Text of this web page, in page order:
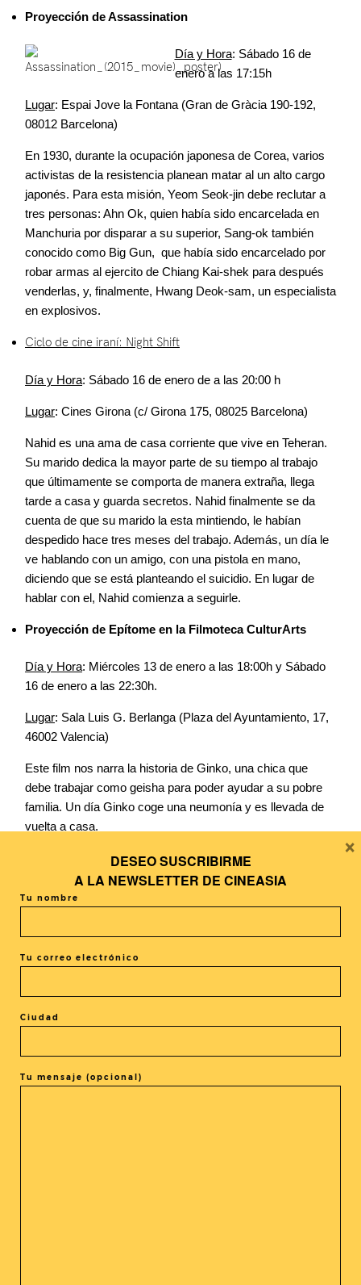
Proyección de Assassination
Día y Hora: Sábado 16 de
enero a las 17:15h
Lugar: Espai Jove la Fontana (Gran de Gràcia 190-192,
08012 Barcelona)
En 1930, durante la ocupación japonesa de Corea, varios
activistas de la resistencia planean matar al un alto cargo
japonés. Para esta misión, Yeom Seok-jin debe reclutar a
tres personas: Ahn Ok, quien había sido encarcelada en
Manchuria por disparar a su superior, Sang-ok también
conocido como Big Gun, que había sido encarcelado por
robar armas al ejercito de Chiang Kai-shek para después
venderlas, y, finalmente, Hwang Deok-sam, un especialista
en explosivos.
Ciclo de cine iraní: Night Shift
Día y Hora: Sábado 16 de enero de a las 20:00 h
Lugar: Cines Girona (c/ Girona 175, 08025 Barcelona)
Nahid es una ama de casa corriente que vive en Teheran.
Su marido dedica la mayor parte de su tiempo al trabajo
que últimamente se comporta de manera extraña, llega
tarde a casa y guarda secretos. Nahid finalmente se da
cuenta de que su marido la esta mintiendo, le habían
despedido hace tres meses del trabajo. Además, un día le
ve hablando con un amigo, con una pistola en mano,
diciendo que se está planteando el suicidio. En lugar de
hablar con el, Nahid comienza a seguirle.
Proyección de Epítome en la Filmoteca CulturArts
Día y Hora: Miércoles 13 de enero a las 18:00h y Sábado
16 de enero a las 22:30h.
Lugar: Sala Luis G. Berlanga (Plaza del Ayuntamiento, 17,
46002 Valencia)
Este film nos narra la historia de Ginko, una chica que
debe trabajar como geisha para poder ayudar a su pobre
familia. Un día Ginko coge una neumonía y es llevada de
vuelta a casa.
Un reportaje de Silvia SalatDESEO SUSCRIBIRME
A LA NEWSLETTER DE CINEASIA
Tu nombre
Tu correo electrónico
Ciudad
Tu mensaje (opcional)
×